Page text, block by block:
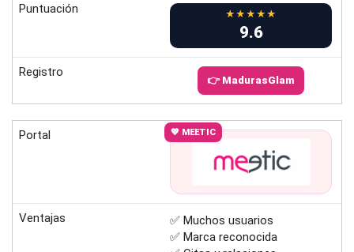
Puntuación ★★★★★
9.6
Registro
👉 MadurasGlam
Portal 💖 MEETIC
Ventajas
✅ Muchos usuarios
✅ Marca reconocida